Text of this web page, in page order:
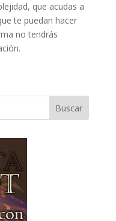
que acudas a
te puedan hacer
no tendrás